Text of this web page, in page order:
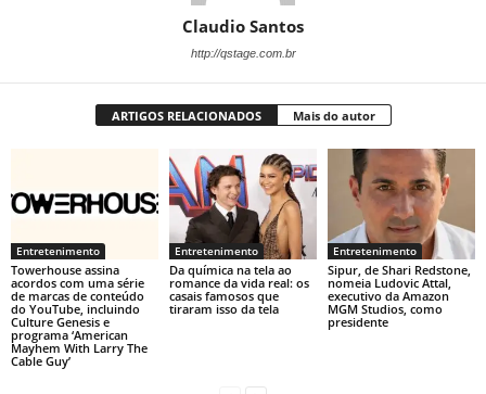
Claudio Santos
http://qstage.com.br
ARTIGOS RELACIONADOS Mais do autor
Entretenimento
Towerhouse assina
acordos com uma série
de marcas de conteúdo
do YouTube, incluindo
Culture Genesis e
programa ‘American
Mayhem With Larry The
Cable Guy’
Entretenimento
Da química na tela ao
romance da vida real: os
casais famosos que
tiraram isso da tela
Entretenimento
Sipur, de Shari Redstone,
nomeia Ludovic Attal,
executivo da Amazon
MGM Studios, como
presidente